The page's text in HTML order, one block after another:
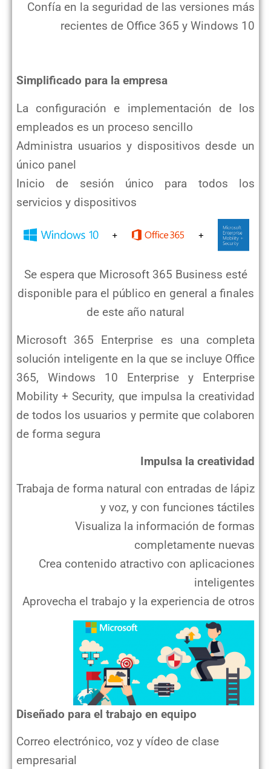
Confía en la seguridad de las versiones más
recientes de Office 365 y Windows 10
Simplificado para la empresa
La configuración e implementación de los
empleados es un proceso sencillo
Administra usuarios y dispositivos desde un
único panel
Inicio de sesión único para todos los
servicios y dispositivos
Se espera que Microsoft 365 Business esté
disponible para el público en general a finales
de este año natural
Microsoft 365 Enterprise es una completa
solución inteligente en la que se incluye Office
365, Windows 10 Enterprise y Enterprise
Mobility + Security, que impulsa la creatividad
de todos los usuarios y permite que colaboren
de forma segura
Impulsa la creatividad
Trabaja de forma natural con entradas de lápiz
y voz, y con funciones táctiles
Visualiza la información de formas
completamente nuevas
Crea contenido atractivo con aplicaciones
inteligentes
Aprovecha el trabajo y la experiencia de otros
Diseñado para el trabajo en equipo
Correo electrónico, voz y vídeo de clase
empresarial